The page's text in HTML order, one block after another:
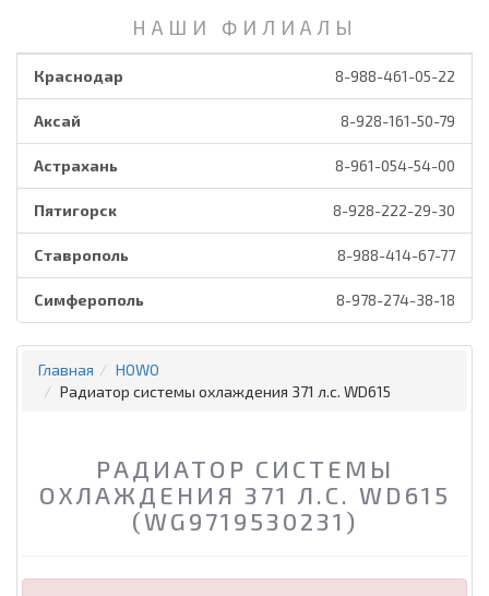
НАШИ ФИЛИАЛЫ
Краснодар 8-988-461-05-22
Аксай 8-928-161-50-79
Астрахань 8-961-054-54-00
Пятигорск 8-928-222-29-30
Ставрополь 8-988-414-67-77
Симферополь 8-978-274-38-18
Главная
HOWO
Радиатор системы охлаждения 371 л.с. WD615
РАДИАТОР СИСТЕМЫ
ОХЛАЖДЕНИЯ 371 Л.С. WD615
(WG9719530231)